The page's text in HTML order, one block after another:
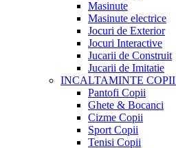
Masinute
Masinute electrice
Jocuri de Exterior
Jocuri Interactive
Jucarii de Construit
Jucarii de Imitatie
INCALTAMINTE COPII
Pantofi Copii
Ghete & Bocanci
Cizme Copii
Sport Copii
Tenisi Copii